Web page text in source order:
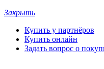
Закрыть
Купить у партнёров
Купить онлайн
Задать вопрос о